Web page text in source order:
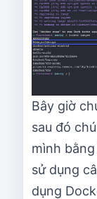
Bây giờ
sau đó
mình
sử dụng
dụng